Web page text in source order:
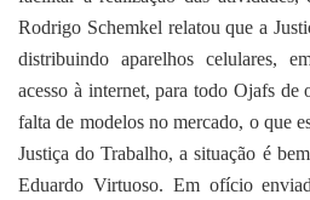
Rodrigo Schemkel relatou que a
distribuindo aparelhos celulares,
acesso à internet, para todo Ojafs de
falta de modelos no mercado, o que
Justiça do Trabalho, a situação é
Eduardo Virtuoso. Em ofício